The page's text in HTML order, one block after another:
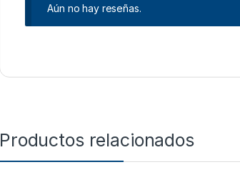
Aún no hay reseñas.
Productos relacionados